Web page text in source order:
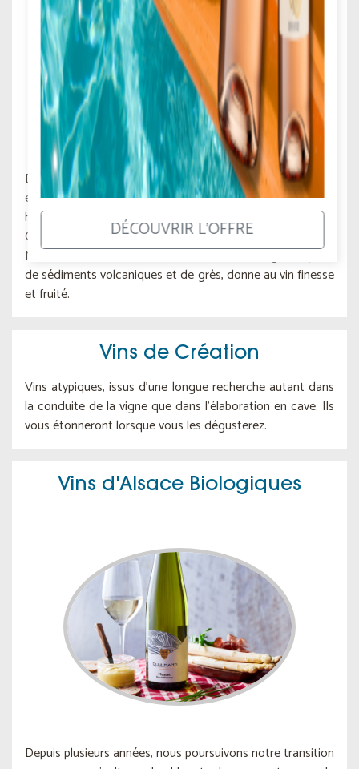
Dambach-la-Ville offre un terroir granitique exceptionnel
et un ensoleillement idéal, pour des vins racés et
harmonieux et reconnus pour leur divine minéralité : le
Grand Cru Frankstein. Au pied de l'Ungersberg, à
Nothalten, le terroir du Grand Cru Muenchberg, composé
de sédiments volcaniques et de grès, donne au vin finesse
et fruité.
Vins de Création
Vins atypiques, issus d'une longue recherche autant dans
la conduite de la vigne que dans l'élaboration en cave. Ils
vous étonneront lorsque vous les dégusterez.
Vins d'Alsace Biologiques
Depuis plusieurs années, nous poursuivons notre transition
DÉCOUVRIR L'OFFRE